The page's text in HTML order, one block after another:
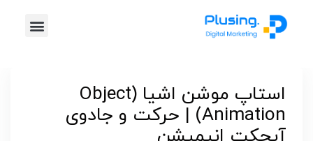
استاپ موشن اشیا (Object
Animation) | حرکت و جادوی